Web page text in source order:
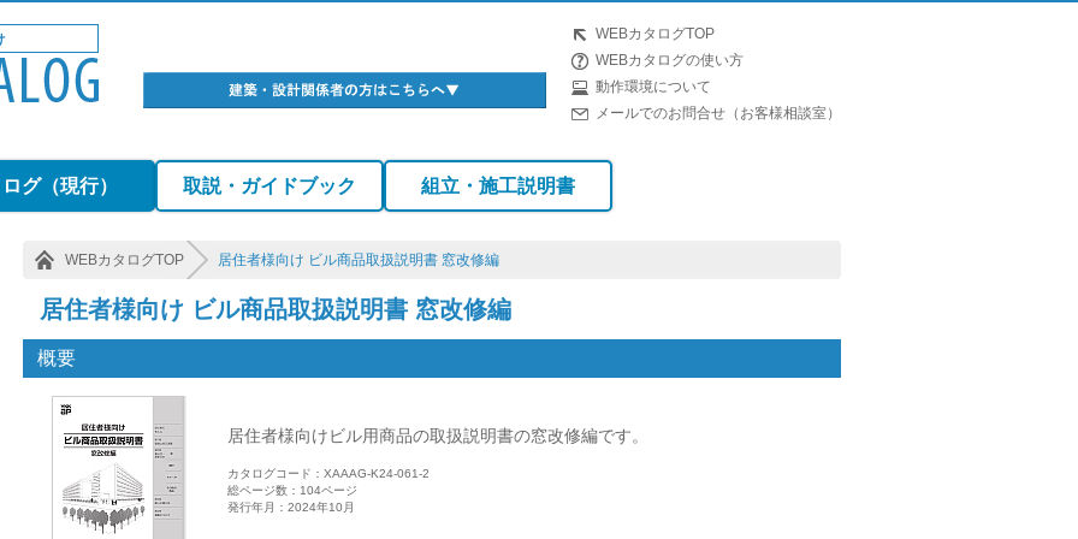
WEBカタログTOP
WEBカタログの使い方
動作環境について
メールでのお問合せ（お客様相談室）
グ（現行） 取説・ガイドブック 組立・施工説明書
WEBカタログTOP 居住者様向け ビル商品取扱説明書 窓改修編
居住者様向け ビル商品取扱説明書 窓改修編
概要
居住者様向けビル用商品の取扱説明書の窓改修編です。
カタログコード：XAAAG-K24-061-2
総ページ数：104ページ
発行年月：2024年10月